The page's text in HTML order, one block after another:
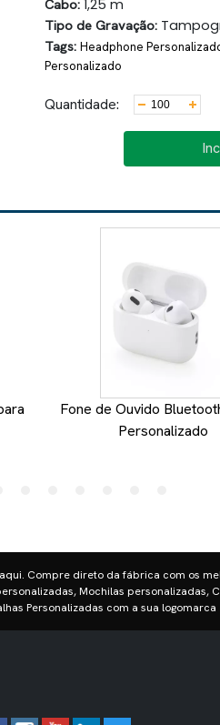
Cabo: 1,25 m
Tipo de Gravação:
Tags: Headphone
Personalizado
Quantidade:
Fone de Ouvido
Personalizado
Compre direto da fábrica com os
Mochilas
Personalizadas com a sua logomarca